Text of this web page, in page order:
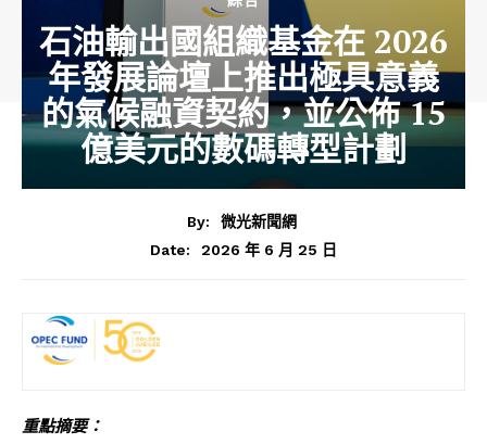
石油輸出國組織基金在 2026
年發展論壇上推出極具意義
的氣候融資契約，並公佈 15
億美元的數碼轉型計劃
By:
微光新聞網
Date:
2026 年 6 月 25 日
重點摘要：